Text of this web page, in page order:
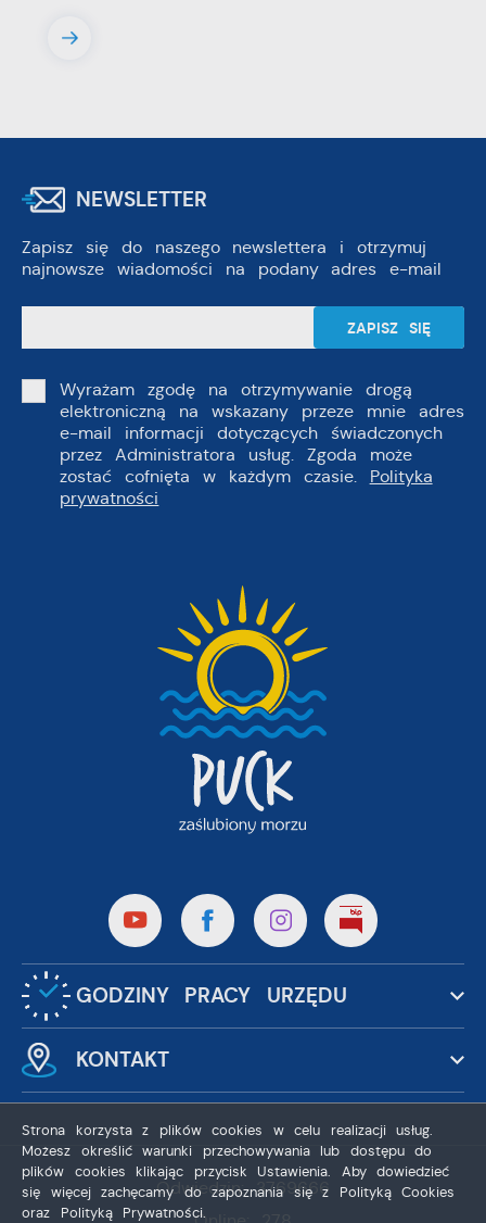
NEWSLETTER
Zapisz się do naszego newslettera i otrzymuj
najnowsze wiadomości na podany adres e-mail
Wyrażam zgodę na otrzymywanie drogą
elektroniczną na wskazany przeze mnie adres
e-mail informacji dotyczących świadczonych
przez Administratora usług. Zgoda może
zostać cofnięta w każdym czasie. Polityka
prywatności
GODZINY PRACY URZĘDU
KONTAKT
Odwiedzin: 3769666
Strona korzysta z plików cookies w celu realizacji usług.
Możesz określić warunki przechowywania lub dostępu do
plików cookies klikając przycisk Ustawienia. Aby dowiedzieć
się więcej zachęcamy do zapoznania się z Polityką Cookies
oraz Polityką Prywatności.